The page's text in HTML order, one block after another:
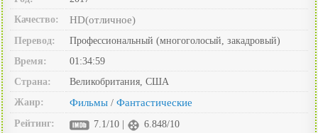
Качество:
HD(отличное)
Перевод:
Профессиональный (многоголосый, закадровый)
Время:
01:34:59
Страна:
Великобритания, США
Жанр:
Фильмы / Фантастические
Рейтинг: 7.1/10 | 6.848/10